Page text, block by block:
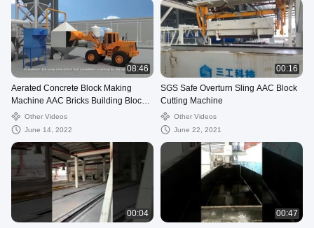
08:46
Aerated Concrete Block Making
Machine AAC Bricks Building Block
Manufacturing Plant
Other Videos
June 14, 2022
00:16
SGS Safe Overturn Sling AAC Block
Cutting Machine
Other Videos
June 22, 2021
00:04
00:47